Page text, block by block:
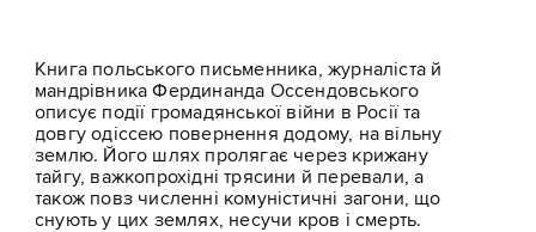
Книга польського письменника, журналіста й
мандрівника Фердинанда Оссендовського
описує події громадянської війни в Росії та
довгу одіссею повернення додому, на вільну
землю. Його шлях пролягає через крижану
тайгу, важкопрохідні трясини й перевали, а
також повз численні комуністичні загони, що
снують у цих землях, несучи кров і смерть.